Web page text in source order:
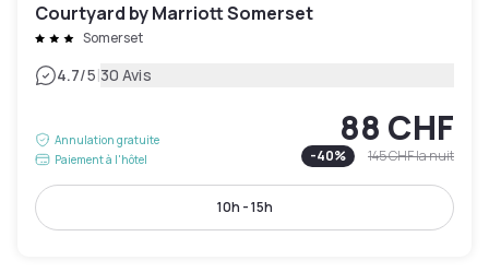
Courtyard by Marriott Somerset
Somerset
4.7/5|30 Avis
Annulation gratuite
Paiement à l'hôtel
88 CHF
-40% 145 CHFla nuit
10h - 15h